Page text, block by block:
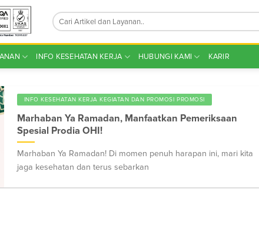
INFO KESEHATAN KERJA HUBUNGI KAMI KARIR
INFO KESEHATAN KERJA KEGIATAN DAN PROMOSI PROMOSI
Marhaban Ya Ramadan, Manfaatkan Pemeriksaan
Spesial Prodia OHI!
Marhaban Ya Ramadan! Di momen penuh harapan ini, mari kita
jaga kesehatan dan terus sebarkan